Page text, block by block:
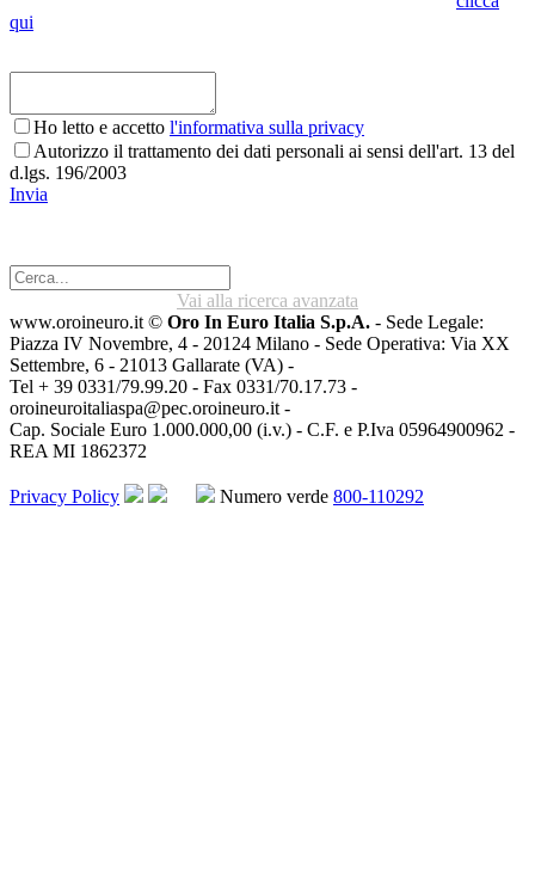
qui
Ho letto e accetto l'informativa sulla privacy
Autorizzo il trattamento dei dati personali ai sensi dell'art. 13 del
d.lgs. 196/2003
Invia
Vai alla ricerca avanzata
www.oroineuro.it © Oro In Euro Italia S.p.A. - Sede Legale:
Piazza IV Novembre, 4 - 20124 Milano - Sede Operativa: Via XX
Settembre, 6 - 21013 Gallarate (VA) -
Tel + 39 0331/79.99.20 - Fax 0331/70.17.73 -
oroineuroitaliaspa@pec.oroineuro.it -
Cap. Sociale Euro 1.000.000,00 (i.v.) - C.F. e P.Iva 05964900962 -
REA MI 1862372
Privacy Policy Numero verde 800-110292